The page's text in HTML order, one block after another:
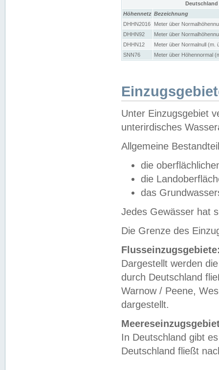
Höhennetz Bezeichnung
DHHN2016
Meter über
DHHN92
Meter über
DHHN12
Meter über Normalnull (m.
SNN76
Meter über Höhennormal
Unter Einzugsgebiet
unterirdisches
Allgemeine
die
die
das
Jedes Gewässer hat
Die Grenze des
Dargestellt werden
durch Deutschland
Warnow / Peene,
dargestellt.
In Deutschland gibt
Deutschland fließt